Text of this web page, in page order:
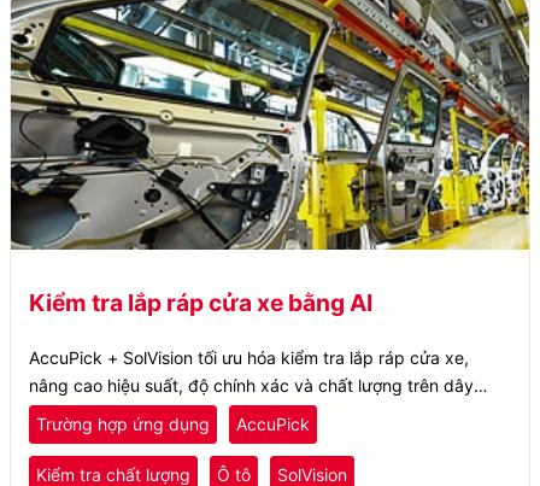
Kiểm tra lắp ráp cửa xe bằng AI
AccuPick + SolVision tối ưu hóa kiểm tra lắp ráp cửa xe,
nâng cao hiệu suất, độ chính xác và chất lượng trên dây
chuyền sản xuất ô tô.
Trường hợp ứng dụng AccuPick
Kiểm tra chất lượng Ô tô SolVision